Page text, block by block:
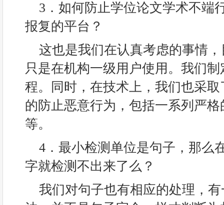
3．如何防止学位论文学术不端
报复的平台？
这也是我们在认真考虑的事情
只是在机构一级用户使用。我们
程。同时，在技术上，我们也采
的防止恶意行为，包括一系列严
等。
4．最小检测单位是句子，那么
字就检测不出来了么？
我们对句子也有相应的处理，